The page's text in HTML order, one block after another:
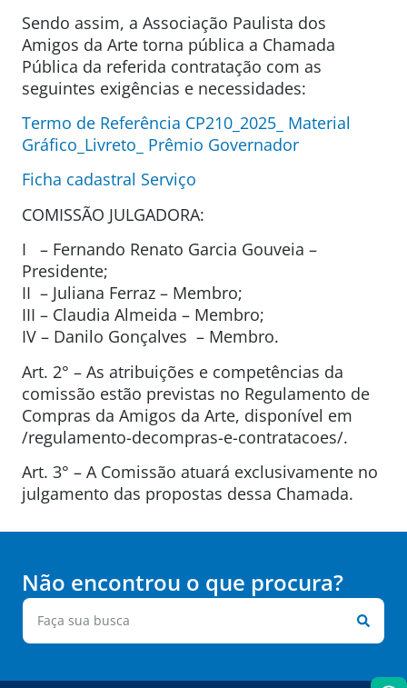
Sendo assim, a Associação Paulista dos
Amigos da Arte torna pública a Chamada
Pública da referida contratação com as
seguintes exigências e necessidades:
Termo de Referência CP210_2025_ Material
Gráfico_Livreto_ Prêmio Governador
Ficha cadastral Serviço
COMISSÃO JULGADORA:
I – Fernando Renato Garcia Gouveia –
Presidente;
II – Juliana Ferraz – Membro;
III – Claudia Almeida – Membro;
IV – Danilo Gonçalves – Membro.
Art. 2° – As atribuições e competências da
comissão estão previstas no Regulamento de
Compras da Amigos da Arte, disponível em
/regulamento-decompras-e-contratacoes/.
Art. 3° – A Comissão atuará exclusivamente no
julgamento das propostas dessa Chamada.
Não encontrou o que procura?